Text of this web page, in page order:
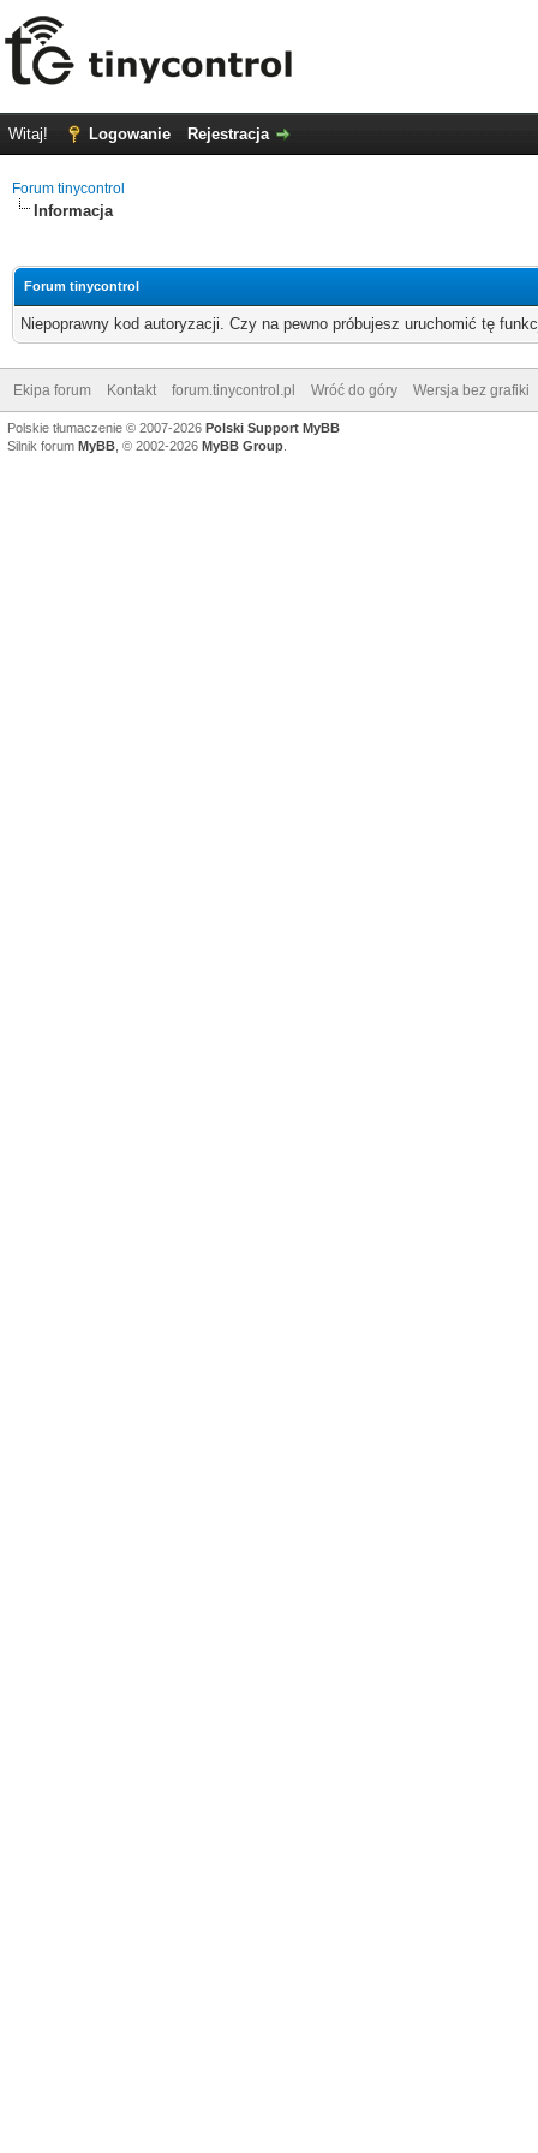
Witaj! Logowanie Rejestracja
Forum tinycontrol
Informacja
Forum tinycontrol
Niepoprawny kod autoryzacji. Czy na pewno próbujesz uruchomić tę
Ekipa forum Kontakt forum.tinycontrol.pl Wróć do góry Wersja bez grafiki
Polskie tłumaczenie © 2007-2026 Polski Support MyBB
Silnik forum MyBB , © 2002-2026 MyBB Group